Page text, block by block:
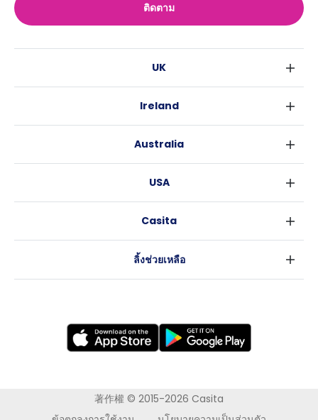
ติดตาม
UK
กลาสโกว
เอดินเบอระ
ลีดส์
บริสโทล
คาร์ดิฟ
แบรดฟอร์ด
นิวแคสเซิล
โวลเวอร์แฮมตัน
Ireland
Australia
บริสเบน
อะเดลายด์
USA
แอตแลนตา
Casita
ลิ้งช่วยเหลือ
著作權 © 2015-2026 Casita